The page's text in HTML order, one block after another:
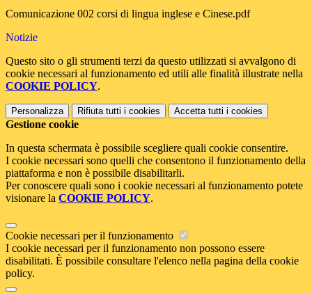
Comunicazione 002 corsi di lingua inglese e Cinese.pdf
Notizie
Questo sito o gli strumenti terzi da questo utilizzati si avvalgono di
cookie necessari al funzionamento ed utili alle finalità illustrate nella
COOKIE POLICY.
Personalizza Rifiuta tutti i cookies Accetta tutti i cookies
Gestione cookie
In questa schermata è possibile scegliere quali cookie consentire.
I cookie necessari sono quelli che consentono il funzionamento della
piattaforma e non è possibile disabilitarli.
Per conoscere quali sono i cookie necessari al funzionamento potete
visionare la COOKIE POLICY.
Cookie necessari per il funzionamento
I cookie necessari per il funzionamento non possono essere
disabilitati. È possibile consultare l'elenco nella pagina della cookie
policy.